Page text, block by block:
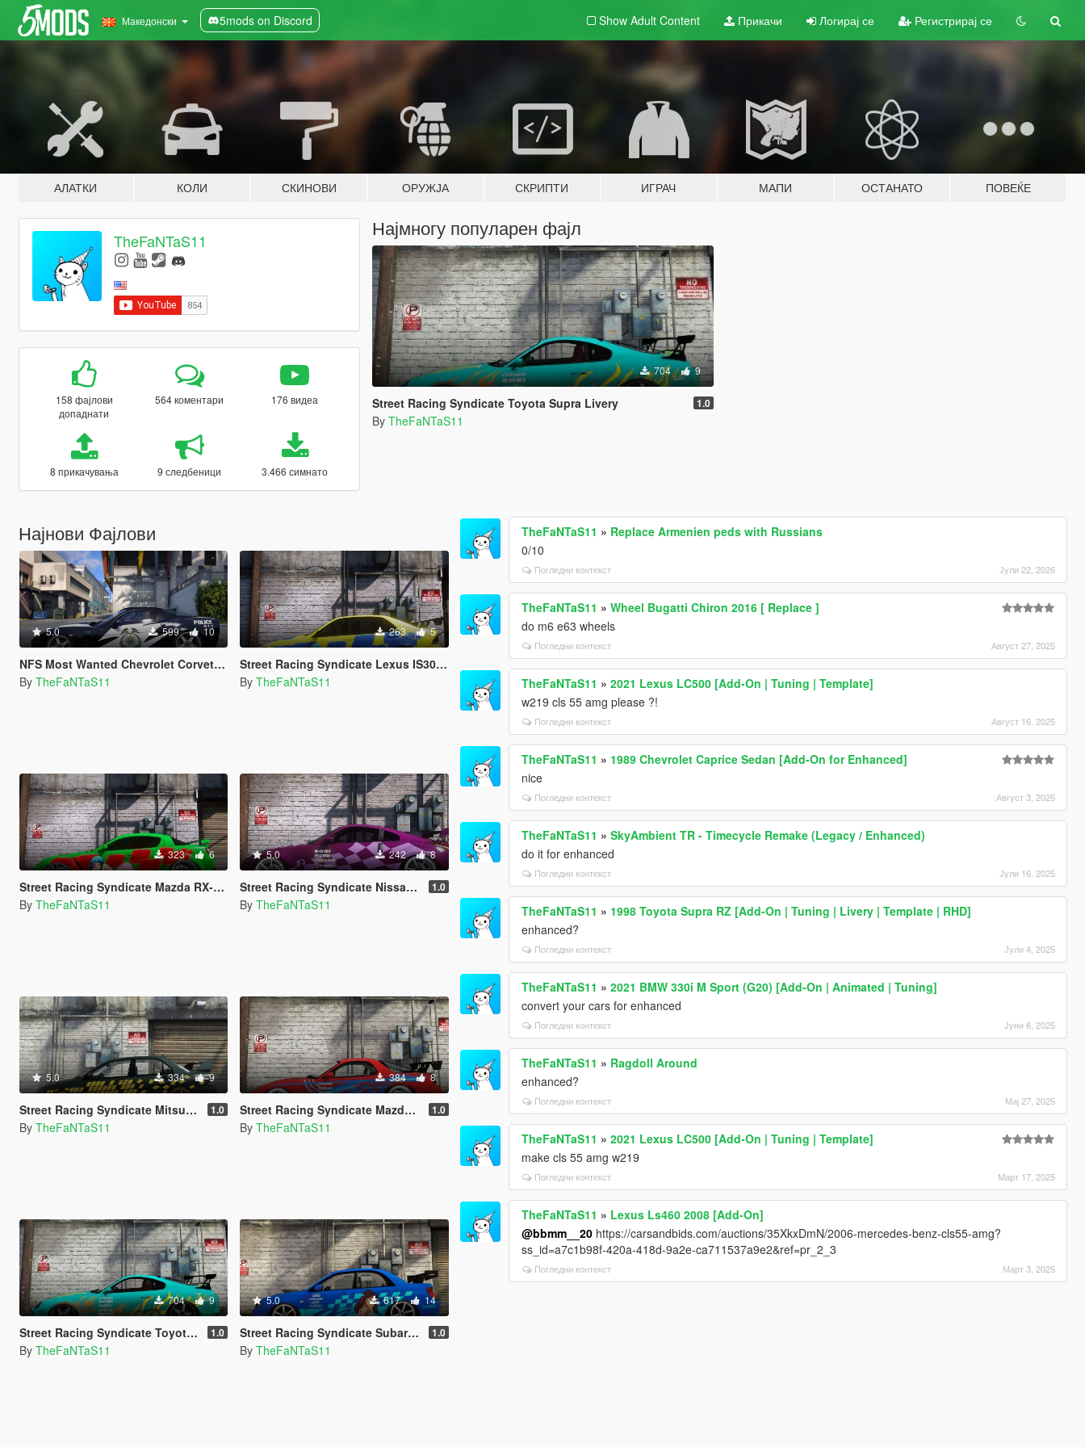
Македонски 5mods on Discord Show Adult Content Прикачи Логирај се Регистрирај се
АЛАТКИ КОЛИ СКИНОВИ ОРУЖЈА СКРИПТИ ИГРАЧ МАПИ ОСТАНАТО ПОВЕЌЕ
TheFaNTaS11
158 фајлови
допаднати
564 коментари 176 видеа
8 прикачувања 9 следбеници 3.466 симнато
Најмногу популарен фајл
704 9
Street Racing Syndicate Toyota Supra Livery 1.0
By TheFaNTaS11
Најнови Фајлови
5.0 599 10
NFS Most Wanted Chevrolet Corvette CROSS Livery
By TheFaNTaS11
263 5
Street Racing Syndicate Lexus IS300 Livery
By TheFaNTaS11
323 6
Street Racing Syndicate Mazda RX-8 Livery
By TheFaNTaS11
5.0 242 8
Street Racing Syndicate Nissan 350z Livery 1.0
By TheFaNTaS11
5.0 334 9
Street Racing Syndicate Mitsubishi Evolution Livery 1.0
By TheFaNTaS11
384 8
Street Racing Syndicate Mazda RX-7 Livery 1.0
By TheFaNTaS11
704 9
Street Racing Syndicate Toyota Supra Livery 1.0
By TheFaNTaS11
5.0 617 14
Street Racing Syndicate Subaru Impreza Livery 1.0
By TheFaNTaS11
TheFaNTaS11 » Replace Armenien peds with Russians
0/10
Погледни контекст Јули 22, 2026
TheFaNTaS11 »Wheel Bugatti Chiron 2016 [ Replace ]
do m6 e63 wheels
Погледни контекст Август 27, 2025
TheFaNTaS11 »2021 Lexus LC500 [Add-On | Tuning | Template]
w219 cls 55 amg please ?!
Погледни контекст Август 16, 2025
TheFaNTaS11 » 1989 Chevrolet Caprice Sedan [Add-On for Enhanced]
nice
Погледни контекст Август 3, 2025
TheFaNTaS11 »SkyAmbient TR - Timecycle Remake (Legacy / Enhanced)
do it for enhanced
Погледни контекст Јули 16, 2025
TheFaNTaS11 » 1998 Toyota Supra RZ [Add-On | Tuning | Livery | Template | RHD]
enhanced?
Погледни контекст Јули 4, 2025
TheFaNTaS11 »2021 BMW 330i M Sport (G20) [Add-On | Animated | Tuning]
convert your cars for enhanced
Погледни контекст Јуни 6, 2025
TheFaNTaS11 » Ragdoll Around
enhanced?
Погледни контекст Мај 27, 2025
TheFaNTaS11 »2021 Lexus LC500 [Add-On | Tuning | Template]
make cls 55 amg w219
Погледни контекст Март 17, 2025
TheFaNTaS11 » Lexus Ls460 2008 [Add-On]
@bbmm__20 https://carsandbids.com/auctions/35XkxDmN/2006-mercedes-benz-cls55-amg?
ss_id=a7c1b98f-420a-418d-9a2e-ca711537a9e2&ref=pr_2_3
Погледни контекст Март 3, 2025